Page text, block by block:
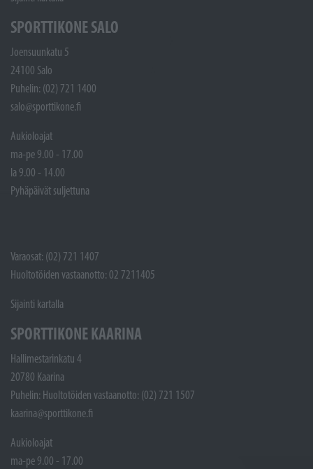
SPORTTIKONE SALO
Joensuunkatu 5
24100 Salo
Puhelin: (02) 721 1400
salo@sporttikone.fi
Aukioloajat
ma-pe 9.00 - 17.00
la 9.00 - 14.00
Pyhäpäivät suljettuna
Varaosat: (02) 721 1407
Huoltotöiden vastaanotto: 02 7211405
Sijainti kartalla
SPORTTIKONE KAARINA
Hallimestarinkatu 4
20780 Kaarina
Puhelin: Huoltotöiden vastaanotto: (02) 721 1507
kaarina@sporttikone.fi
Aukioloajat
ma-pe 9.00 - 17.00